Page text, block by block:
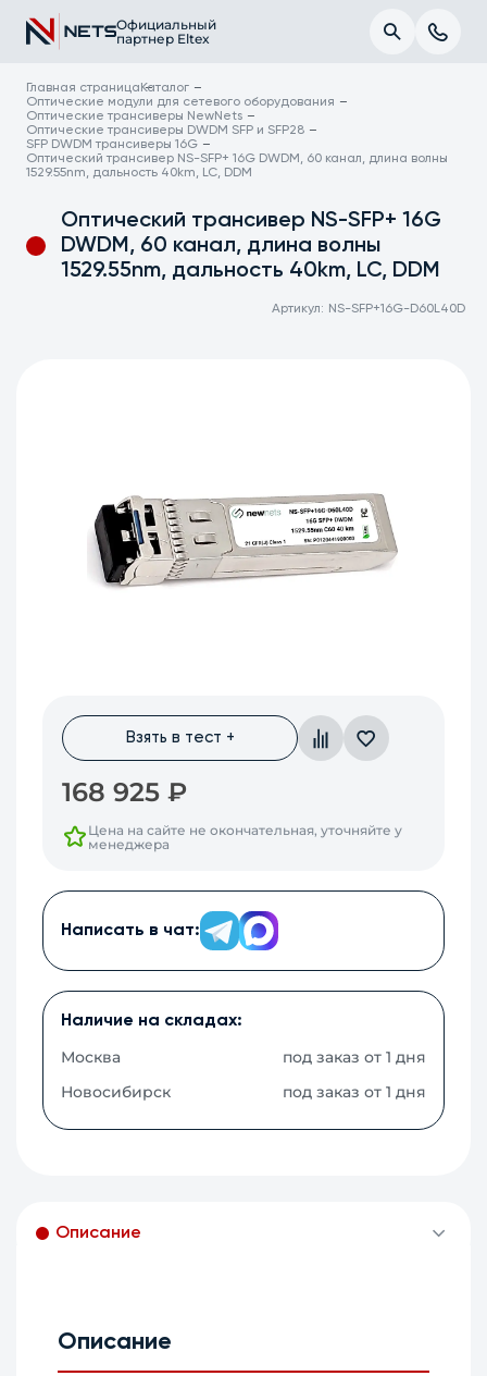
Официальный
партнер Eltex
Главная страница Каталог
Оптические модули для сетевого оборудования
Оптические трансиверы NewNets
Оптические трансиверы DWDM SFP и SFP28
SFP DWDM трансиверы 16G
Оптический трансивер NS-SFP+ 16G DWDM, 60 канал, длина волны
1529.55nm, дальность 40km, LC, DDM
Оптический трансивер NS-SFP+ 16G
DWDM, 60 канал, длина волны
1529.55nm, дальность 40km, LC, DDM
Артикул: NS-SFP+16G-D60L40D
Взять в тест +
168 925₽
Цена на сайте не окончательная, уточняйте у
менеджера
Написать в чат:
Наличие на складах:
Москва
под заказ от 1 дня
Новосибирск
под заказ от 1 дня
Описание
Описание